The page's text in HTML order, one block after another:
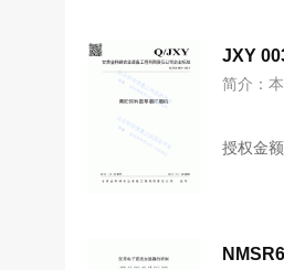
JXY
简介：
授权金